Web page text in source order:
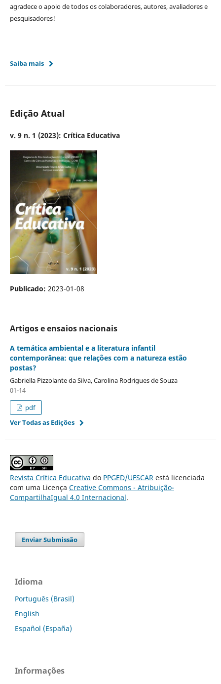
agradece o apoio de todos os colaboradores, autores, avaliadores e
pesquisadores!
Saiba mais
Edição Atual
v. 9 n. 1 (2023): Crítica Educativa
Publicado: 2023-01-08
Artigos e ensaios nacionais
A temática ambiental e a literatura infantil
contemporânea: que relações com a natureza estão
postas?
Gabriella Pizzolante da Silva, Carolina Rodrigues de Souza
01-14
pdf
Ver Todas as Edições
Revista Crítica Educativa do PPGED/UFSCARestá licenciada
com uma Licença Creative Commons - Atribuição-
CompartilhaIgual 4.0 Internacional.
Enviar Submissão
Idioma
Português (Brasil)
English
Español (España)
Informações